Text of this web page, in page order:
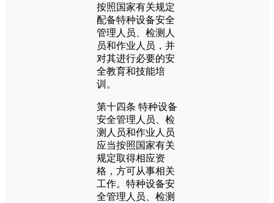
按照国家有关规定
配备特种设备安全
管理人员、检测人
员和作业人员，并
对其进行必要的安
全教育和技能培
训。
第十四条 特种设备
安全管理人员、检
测人员和作业人员
应当按照国家有关
规定取得相应资
格，方可从事相关
工作。特种设备安
全管理人员、检测